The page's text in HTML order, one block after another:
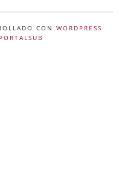
CON WORDPRESS